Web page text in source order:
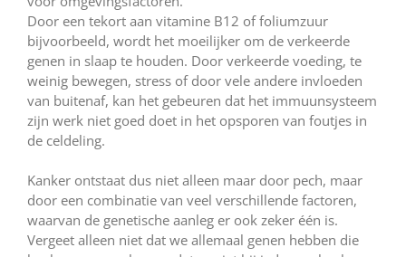
Door een tekort aan vitamine B12 of foliumzuur
bijvoorbeeld, wordt het moeilijker om de verkeerde
genen in slaap te houden. Door verkeerde voeding, te
weinig bewegen, stress of door vele andere invloeden
van buitenaf, kan het gebeuren dat het immuunsysteem
zijn werk niet goed doet in het opsporen van foutjes in
de celdeling.
Kanker ontstaat dus niet alleen maar door pech, maar
door een combinatie van veel verschillende factoren,
waarvan de genetische aanleg er ook zeker één is.
Vergeet alleen niet dat we allemaal genen hebben die